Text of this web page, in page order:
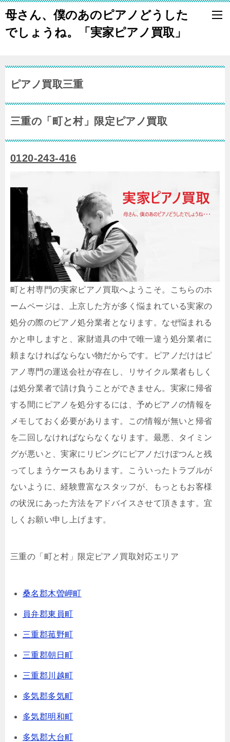
母さん、僕のあのピアノどうした
でしょうね。「実家ピアノ買取」
ピアノ買取三重
三重の「町と村」限定ピアノ買取
0120-243-416
町と村専門の実家ピアノ買取へようこそ。こちらのホ
ームページは、上京した方が多く悩まれている実家の
処分の際のピアノ処分業者となります。なぜ悩まれる
かと申しますと、家財道具の中で唯一違う処分業者に
頼まなければならない物だからです。ピアノだけはピ
アノ専門の運送会社が存在し、リサイクル業者もしく
は処分業者で請け負うことができません。実家に帰省
する間にピアノを処分するには、予めピアノの情報を
メモしておく必要があります。この情報が無いと帰省
を二回しなければならなくなります。最悪、タイミン
グが悪いと、実家にリビングにピアノだけぽつんと残
ってしまうケースもあります。こういったトラブルが
ないように、経験豊富なスタッフが、もっともお客様
の状況にあった方法をアドバイスさせて頂きます。宜
しくお願い申し上げます。
三重の「町と村」限定ピアノ買取対応エリア
桑名郡木曽岬町
員弁郡東員町
三重郡菰野町
三重郡朝日町
三重郡川越町
多気郡多気町
多気郡明和町
多気郡大台町